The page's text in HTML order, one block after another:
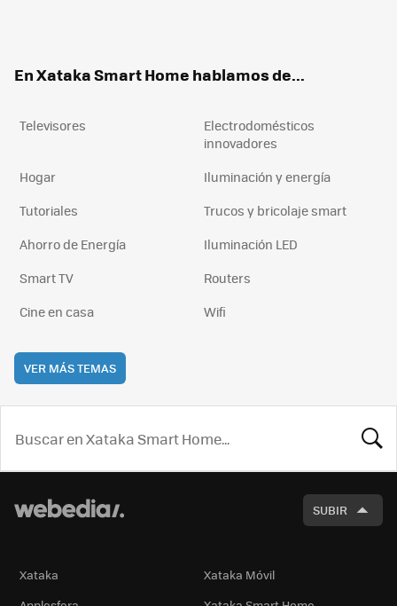
En Xataka Smart Home hablamos de...
Televisores
Electrodomésticos
innovadores
Hogar
Iluminación y energía
Tutoriales
Trucos y bricolaje smart
Ahorro de Energía
Iluminación LED
Smart TV
Routers
Cine en casa
Wifi
VER MÁS TEMAS
SUBIR
Xataka
Xataka Móvil